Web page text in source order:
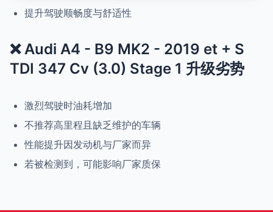
提升驾驶顺畅度与舒适性
❌ Audi A4 - B9 MK2 - 2019 et + S
TDI 347 Cv (3.0) Stage 1 升级劣势
激烈驾驶时油耗增加
不推荐高里程且缺乏维护的车辆
性能提升因发动机与厂家而异
若被检测到，可能影响厂家质保